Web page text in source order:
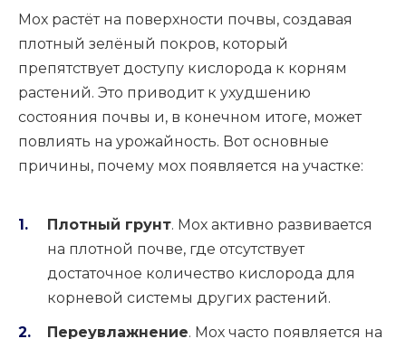
Мох растёт на поверхности почвы, создавая
плотный зелёный покров, который
препятствует доступу кислорода к корням
растений. Это приводит к ухудшению
состояния почвы и, в конечном итоге, может
повлиять на урожайность. Вот основные
причины, почему мох появляется на участке:
Плотный грунт. Мох активно развивается
на плотной почве, где отсутствует
достаточное количество кислорода для
корневой системы других растений.
Переувлажнение. Мох часто появляется на